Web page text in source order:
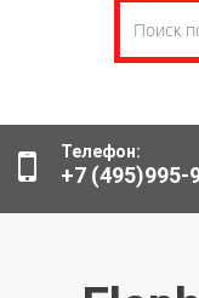
Телефон:
+7 (495)995-